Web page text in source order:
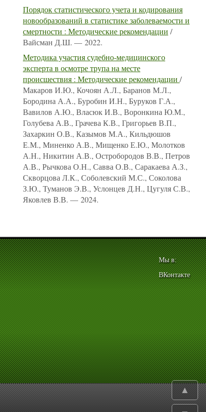
Порядок статистического учета и кодирования
новообразований в статистике заболеваемости и
смертности : Методические рекомендации /
Вайсман Д.Ш. — 2022.
Методика участия судебно-медицинского
эксперта в осмотре трупа на месте
происшествия : Методические рекомендации /
Макаров И.Ю., Кочоян А.Л., Баранов М.Л.,
Бородина А.А., Буробин И.Н., Буруков Г.А.,
Вавилов А.Ю., Власюк И.В., Воронкина Ю.М.,
Голубева А.В., Грачева К.В., Григорьев В.П.,
Захаркин О.В., Казымов М.А., Кильдюшов
Е.М., Миненко А.В., Мищенко Е.Ю., Молотков
А.Н., Никитин А.В., Остробородов В.В., Петров
А.В., Рычкова О.Н., Савва О.В., Саракаева А.З.,
Скворцова Л.К., Соболевский М.С., Соколова
З.Ю., Туманов Э.В., Услонцев Д.Н., Цугуля С.В.,
Яковлев В.В. — 2024.
Мы в:
ВКонтакте
▲